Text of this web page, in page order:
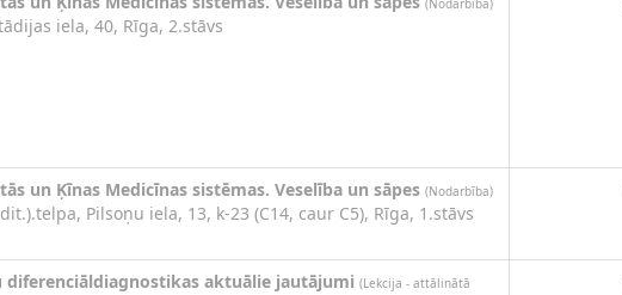
(Nodarbība)
iela, 40, Rīga, 2.stāvs
un Ķīnas Medicīnas sistēmas. Veselība un sāpes (Nodarbība)
Pilsoņu iela, 13, k-23 (C14, caur C5), Rīga, 1.stāvs
aktuālie jautājumi (Lekcija - attālinātā